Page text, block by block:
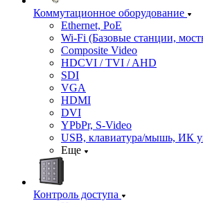
Коммутационное оборудование
Ethernet, PoE
Wi-Fi (Базовые станции,
Composite Video
HDCVI / TVI / AHD
SDI
VGA
HDMI
DVI
YPbPr, S-Video
USB, клавиатура/мышь, ИК
Еще
Контроль доступа